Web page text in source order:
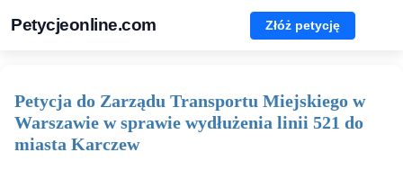
Petycjeonline.com Złóż petycję
Petycja do Zarządu Transportu Miejskiego w
Warszawie w sprawie wydłużenia linii 521 do
miasta Karczew